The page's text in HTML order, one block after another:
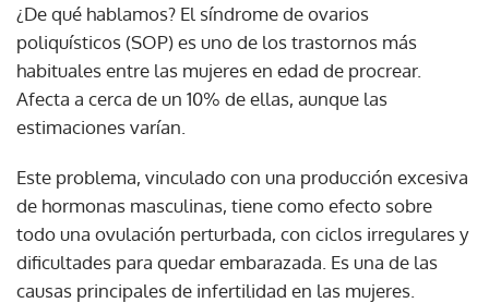
¿De qué hablamos? El síndrome de ovarios
poliquísticos (SOP) es uno de los trastornos más
habituales entre las mujeres en edad de procrear.
Afecta a cerca de un 10% de ellas, aunque las
estimaciones varían.
Este problema, vinculado con una producción excesiva
de hormonas masculinas, tiene como efecto sobre
todo una ovulación perturbada, con ciclos irregulares y
dificultades para quedar embarazada. Es una de las
causas principales de infertilidad en las mujeres.